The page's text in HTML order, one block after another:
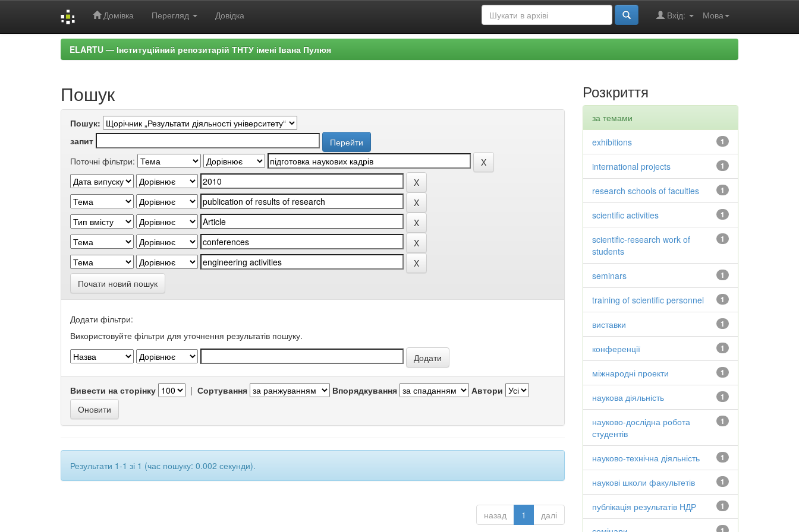
Домівка Перегляд Довідка Мова
Вхід:
ELARTU — Інституційний репозитарій ТНТУ імені Івана Пулюя
Пошук
Пошук:
запит
Поточні фільтри:
Почати новий пошук
Додати фільтри:
Використовуйте фільтри для уточнення результатів пошуку.
Вивести на сторінку | Сортування Впорядкування Автори
Результати 1-1 зі 1 (час пошуку: 0.002 секунди).
назад 1 далі
Розкриття
за темами
1
exhibitions
1
international projects
1
research schools of faculties
1
scientific activities
1
scientific-research work of
students
1
seminars
1
training of scientific personnel
1
виставки
1
конференції
1
міжнародні проекти
1
наукова діяльність
1
науково-дослідна робота
студентів
1
науково-технічна діяльність
1
наукові школи факультетів
1
публікація результатів НДР